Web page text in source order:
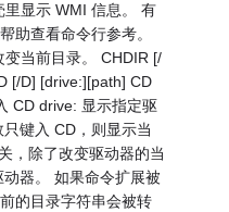
显示 WMI 信息。 有
助查看命令行参考。
变当前目录。 CHDIR [/
[/D] [drive:][path] CD
CD drive: 显示指定驱
键入 CD，则显示当
，除了改变驱动器的当
器。 如果命令扩展被
的目录字符串会被转